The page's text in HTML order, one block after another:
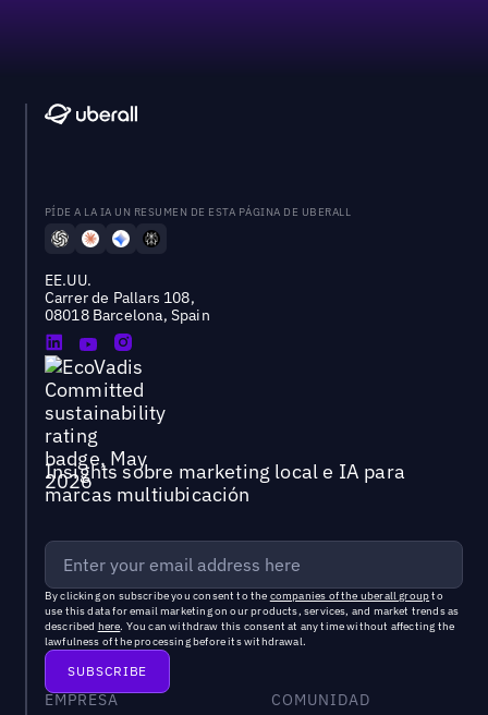
PÍDE A LA IA UN RESUMEN DE ESTA PÁGINA DE UBERALL
EE.UU.
Carrer de Pallars 108,
08018 Barcelona, Spain
Insights sobre marketing local e IA para
marcas multiubicación
By clicking on subscribe you consent to the companies of the uberall groupto
use this data for email marketing on our products, services, and market trends as
described here. You can withdraw this consent at any time without affecting the
lawfulness of the processing before its withdrawal.
EMPRESA
COMUNIDAD